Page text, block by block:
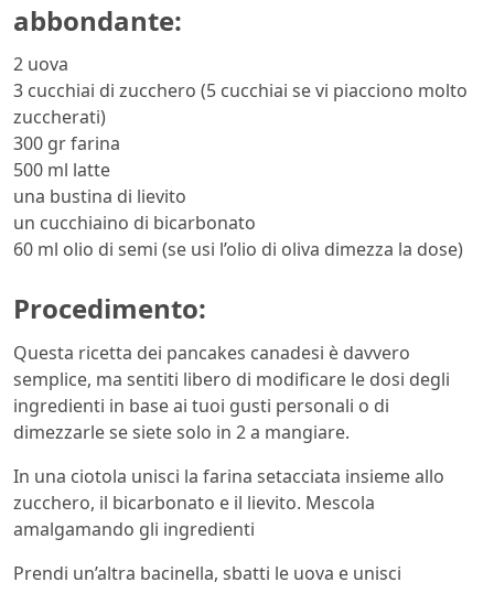
abbondante:
2 uova
3 cucchiai di zucchero (5 cucchiai se vi piacciono molto
zuccherati)
300 gr farina
500 ml latte
una bustina di lievito
un cucchiaino di bicarbonato
60 ml olio di semi (se usi l’olio di oliva dimezza la dose)
Procedimento:
Questa ricetta dei pancakes canadesi è davvero
semplice, ma sentiti libero di modificare le dosi degli
ingredienti in base ai tuoi gusti personali o di
dimezzarle se siete solo in 2 a mangiare.
In una ciotola unisci la farina setacciata insieme allo
zucchero, il bicarbonato e il lievito. Mescola
amalgamando gli ingredienti
Prendi un’altra bacinella, sbatti le uova e unisci